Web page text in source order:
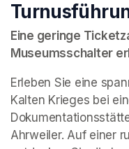
Eine geringe
Museumsschalter
Erleben Sie eine
Kalten Krieges bei
Ahrweiler. Auf einer